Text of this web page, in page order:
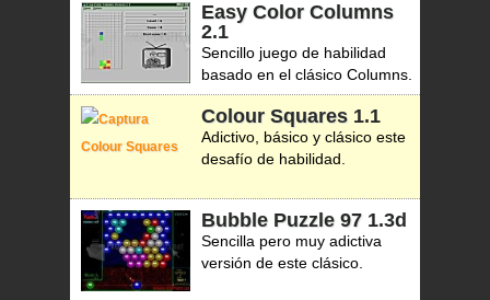
Easy Color Columns
2.1
Sencillo juego de habilidad
basado en el clásico Columns.
Colour Squares 1.1
Adictivo, básico y clásico este
desafío de habilidad.
Bubble Puzzle 97 1.3d
Sencilla pero muy adictiva
versión de este clásico.